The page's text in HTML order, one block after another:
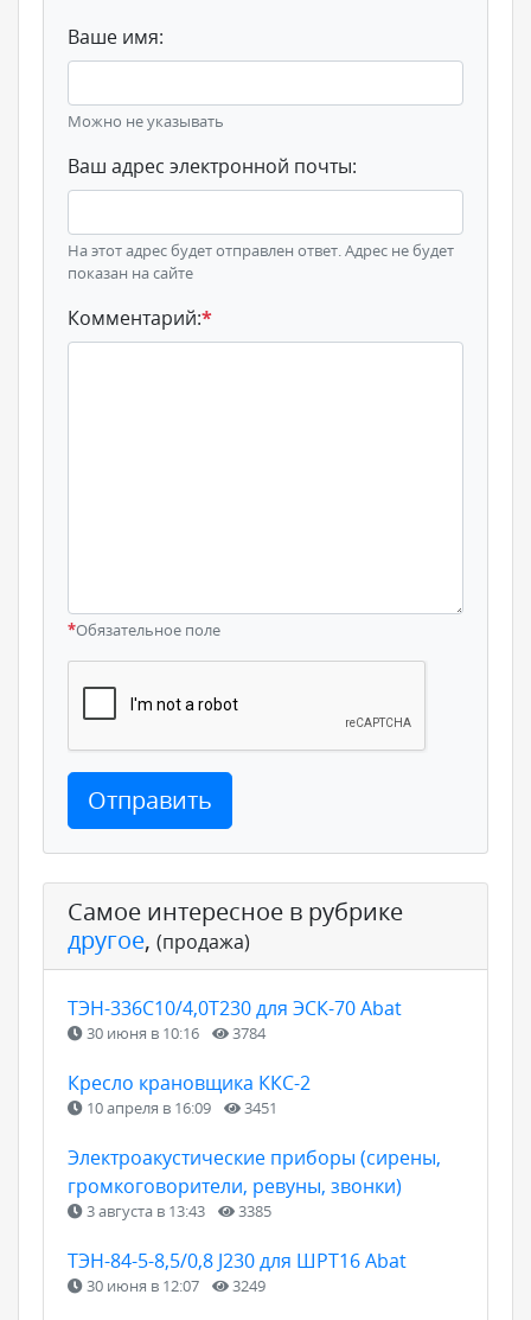
Ваше имя:
Можно не указывать
Ваш адрес электронной почты:
На этот адрес будет отправлен ответ. Адрес не будет
показан на сайте
Комментарий:*
*Обязательное поле
Отправить
Самое интересное в рубрике
другое, (продажа)
ТЭН-336С10/4,0Т230 для ЭСК-70 Abat
30 июня в 10:16 3784
Кресло крановщика ККС-2
10 апреля в 16:09 3451
Электроакустические приборы (сирены,
громкоговорители, ревуны, звонки)
3 августа в 13:43 3385
ТЭН-84-5-8,5/0,8 J230 для ШРТ16 Abat
30 июня в 12:07 3249